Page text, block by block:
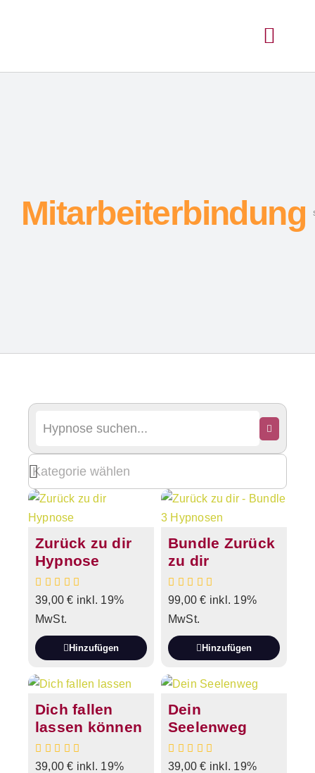
Mitarbeiterbindung
Zurück zu dir
Hypnose
39,00€ inkl. 19%
MwSt.
Hinzufügen
Bundle Zurück
zu dir
99,00€ inkl. 19%
MwSt.
Hinzufügen
Dich fallen
lassen können
39,00€ inkl. 19%
Dein
Seelenweg
39,00€ inkl. 19%